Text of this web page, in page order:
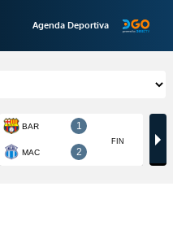
Agenda Deportiva